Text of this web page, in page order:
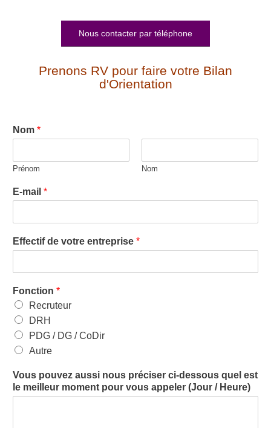
Nous contacter par téléphone
Prenons RV pour faire votre Bilan
d'Orientation
Nom *
Prénom Nom
E-mail *
Effectif de votre entreprise *
Fonction *
Recruteur
DRH
PDG / DG / CoDir
Autre
Vous pouvez aussi nous préciser ci-dessous quel est
le meilleur moment pour vous appeler (Jour / Heure)